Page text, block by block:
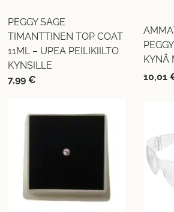
PEGGY SAGE
TIMANTTINEN TOP COAT
11ML – UPEA PEILIKIILTO
KYNSILLE
7,99€
KYNÄ
10,01